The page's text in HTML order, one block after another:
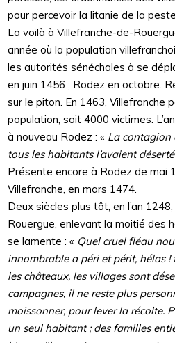
pour percevoir la litanie de la
La voilà à Villefranche-de-
année où la population
les autorités sénéchales à se
en juin 1456 ; Rodez en octobre.
sur le piton. En 1463, Villefranche
population, soit 4000 victimes.
à nouveau Rodez : « La contagion
tous les habitants l’avaient
Présente encore à Rodez de mai
Villefranche, en mars 1474.
Deux siècles plus tôt, en l’an
Rouergue, enlevant la moitié des
se lamente : « Quel cruel fléau
innombrable a péri et périt, hélas !
les châteaux, les villages sont
campagnes, il ne reste plus
moissonner, pour lever la récolte.
un seul habitant ; des familles